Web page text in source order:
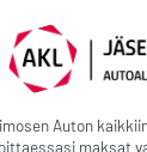
Auton
maksat